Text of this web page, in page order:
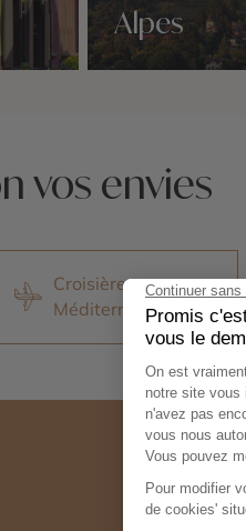
Alpes
vos envies
Croisières en
Méditerranée